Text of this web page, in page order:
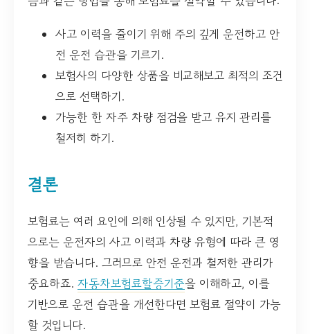
사고 이력을 줄이기 위해 주의 깊게 운전하고 안
전 운전 습관을 기르기.
보험사의 다양한 상품을 비교해보고 최적의 조건
으로 선택하기.
가능한 한 자주 차량 점검을 받고 유지 관리를
철저히 하기.
결론
보험료는 여러 요인에 의해 인상될 수 있지만, 기본적
으로는 운전자의 사고 이력과 차량 유형에 따라 큰 영
향을 받습니다. 그러므로 안전 운전과 철저한 관리가
중요하죠. 자동차보험료할증기준을 이해하고, 이를
기반으로 운전 습관을 개선한다면 보험료 절약이 가능
할 것입니다.